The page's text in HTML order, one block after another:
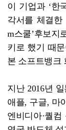
이 기업과 ‘한
각서를 체결한
m스쿨’후보
키로 했기 때
본 소프트뱅크
지난 2016년
애플, 구글, 마
엔비디아·퀄